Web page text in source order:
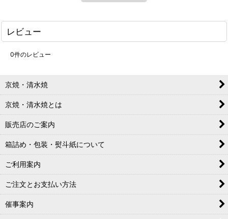
レビュー
0件のレビュー
京焼・清水焼
京焼・清水焼とは
販売店のご案内
箱詰め・包装・熨斗紙について
ご利用案内
ご注文とお支払い方法
催事案内